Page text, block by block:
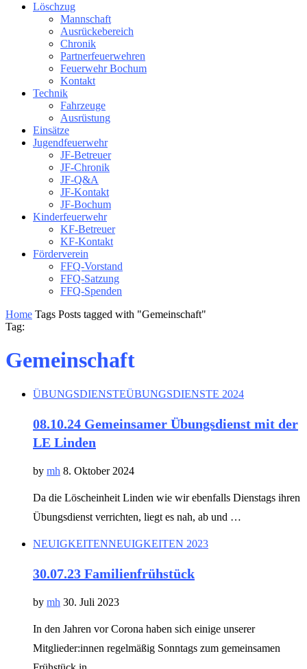
Löschzug
Mannschaft
Ausrückebereich
Chronik
Partnerfeuerwehren
Feuerwehr Bochum
Kontakt
Technik
Fahrzeuge
Ausrüstung
Einsätze
Jugendfeuerwehr
JF-Betreuer
JF-Chronik
JF-Q&A
JF-Kontakt
JF-Bochum
Kinderfeuerwehr
KF-Betreuer
KF-Kontakt
Förderverein
FFQ-Vorstand
FFQ-Satzung
FFQ-Spenden
Home Tags Posts tagged with "Gemeinschaft"
Tag:
Gemeinschaft
ÜBUNGSDIENSTEÜBUNGSDIENSTE 2024
08.10.24 Gemeinsamer Übungsdienst mit der
LE Linden
by mh 8. Oktober 2024
Da die Löscheinheit Linden wie wir ebenfalls Dienstags ihren
Übungsdienst verrichten, liegt es nah, ab und …
NEUIGKEITENNEUIGKEITEN 2023
30.07.23 Familienfrühstück
by mh 30. Juli 2023
In den Jahren vor Corona haben sich einige unserer
Mitglieder:innen regelmäßig Sonntags zum gemeinsamen